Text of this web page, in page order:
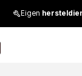
Eigen